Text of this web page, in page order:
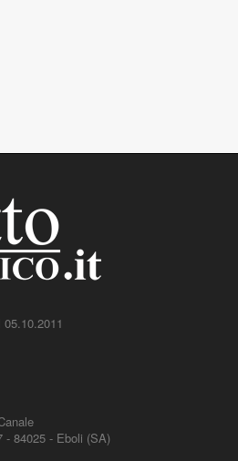
- 84025 - Eboli (SA)